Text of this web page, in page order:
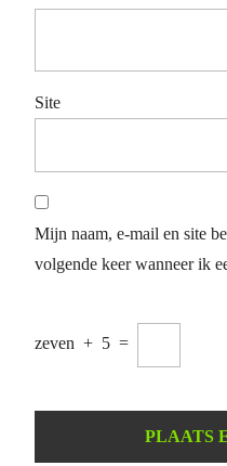
Site
Mijn naam, e-mail en site
volgende keer wanneer ik
zeven + 5 =